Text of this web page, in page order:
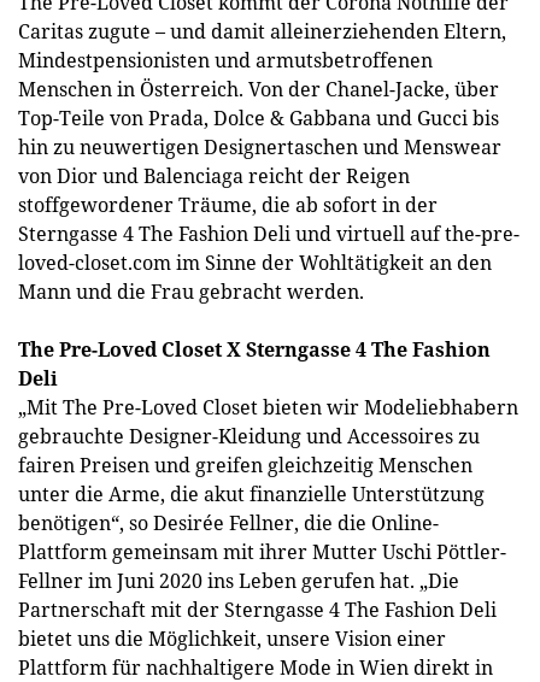
Caritas zugute – und damit alleinerziehenden Eltern,
Mindestpensionisten und armutsbetroffenen
Menschen in Österreich. Von der Chanel-Jacke, über
Top-Teile von Prada, Dolce & Gabbana und Gucci bis
hin zu neuwertigen Designertaschen und Menswear
von Dior und Balenciaga reicht der Reigen
stoffgewordener Träume, die ab sofort in der
Sterngasse 4 The Fashion Deli und virtuell auf the-pre-
loved-closet.com im Sinne der Wohltätigkeit an den
Mann und die Frau gebracht werden.
The Pre-Loved Closet X Sterngasse 4 The Fashion
Deli
„Mit The Pre-Loved Closet bieten wir Modeliebhabern
gebrauchte Designer-Kleidung und Accessoires zu
fairen Preisen und greifen gleichzeitig Menschen
unter die Arme, die akut finanzielle Unterstützung
benötigen“, so Desirée Fellner, die die Online-
Plattform gemeinsam mit ihrer Mutter Uschi Pöttler-
Fellner im Juni 2020 ins Leben gerufen hat. „Die
Partnerschaft mit der Sterngasse 4 The Fashion Deli
bietet uns die Möglichkeit, unsere Vision einer
Plattform für nachhaltigere Mode in Wien direkt in